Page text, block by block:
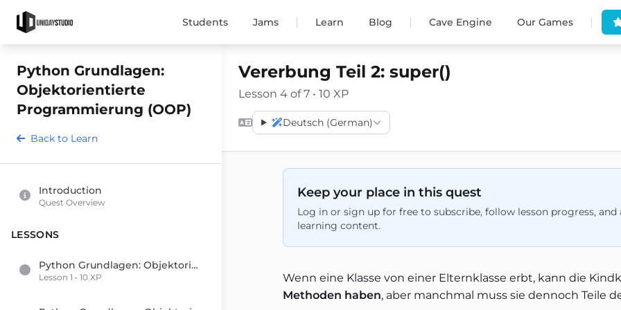
Students Jams | Learn Blog | Cave Engine Our Games |
Python Grundlagen:
Objektorientierte
Programmierung (OOP)
Back to Learn
Introduction
Quest Overview
LESSONS
Python Grundlagen: Objektorientierte Programmierung (OOP)
Lesson 1 • 10 XP
Vererbung Teil 2: super()
Lesson 4 of 7 • 10 XP
Deutsch (German)
Keep your place in this quest
Log in or sign up for free to subscribe, follow lesson progress, and
learning content.
Wenn eine Klasse von einer Elternklasse erbt, kann die
Methoden haben, aber manchmal muss sie dennoch Teile